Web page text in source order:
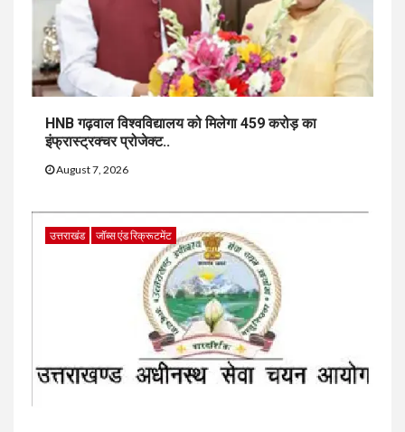
HNB गढ़वाल विश्वविद्यालय को मिलेगा 459 करोड़ का
इंफ्रास्ट्रक्चर प्रोजेक्ट..
August 7, 2026
उत्तराखंड जॉब्स एंड रिक्रूटमेंट